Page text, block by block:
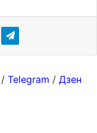
/ Telegram / Дзен